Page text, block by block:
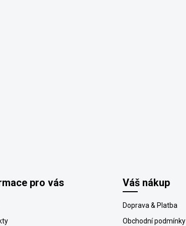
pro vás Váš nákup
Doprava & Platba
Obchodní podmínky